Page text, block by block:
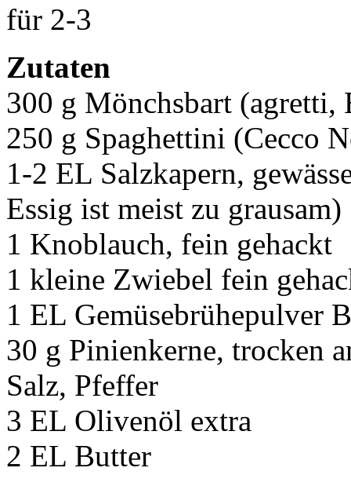
für 2-3
Zutaten
300 g Mönchsbart (agretti,
250 g Spaghettini (Cecco
1-2 EL Salzkapern,
Essig ist meist zu grausam)
1 Knoblauch, fein gehackt
1 kleine Zwiebel fein
1 EL Gemüsebrühepulver
30 g Pinienkerne, trocken
Salz, Pfeffer
3 EL Olivenöl extra
2 EL Butter